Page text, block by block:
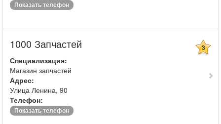
Показать телефон
1000 Запчастей 3
Специализация:
Магазин запчастей
Адрес:
Улица Ленина, 90
Телефон:
Показать телефон